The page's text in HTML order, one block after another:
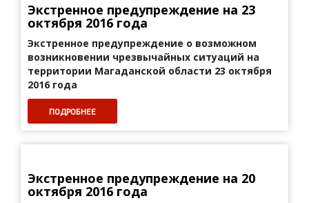
Экстренное предупреждение на 23
октября 2016 года
Экстренное предупреждение о возможном
возникновении чрезвычайных ситуаций на
территории Магаданской области 23 октября
2016 года
ПОДРОБНЕЕ
Экстренное предупреждение на 20
октября 2016 года